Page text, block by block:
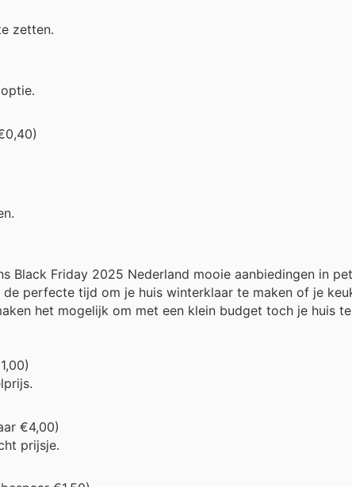
zetten.
Black Friday 2025 Nederland mooie aanbiedingen in
perfecte tijd om je huis winterklaar te maken of je
het mogelijk om met een klein budget toch je huis
€4,00)
prijsje.